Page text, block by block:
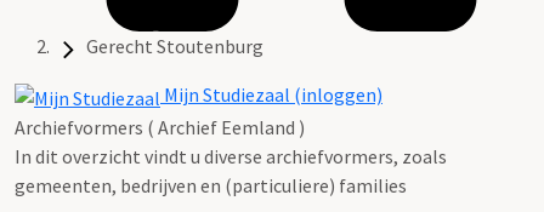
Gerecht Stoutenburg
Mijn Studiezaal (inloggen)
Archiefvormers ( Archief Eemland )
In dit overzicht vindt u diverse archiefvormers, zoals
gemeenten, bedrijven en (particuliere) families